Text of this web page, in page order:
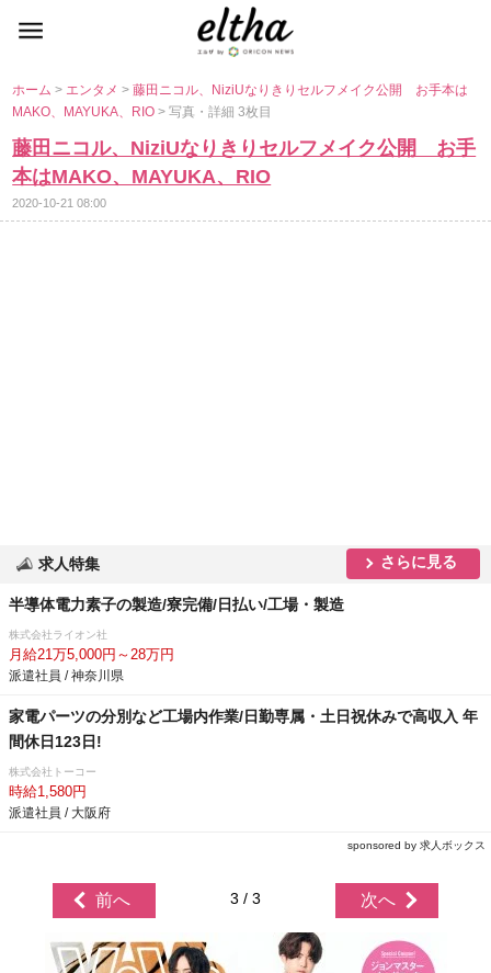
ホーム> エンタメ>藤田ニコル、NiziUなりきりセルフメイク公開 お手本は
MAKO、MAYUKA、RIO> 写真・詳細 3枚目
藤田ニコル、NiziUなりきりセルフメイク公開 お手
本はMAKO、MAYUKA、RIO
2020-10-21 08:00
求人特集 さらに見る
半導体電力素子の製造/寮完備/日払い/工場・製造
株式会社ライオン社
月給21万5,000円～28万円
派遣社員 / 神奈川県
家電パーツの分別など工場内作業/日勤専属・土日祝休みで高収入 年
間休日123日!
株式会社トーコー
時給1,580円
派遣社員 / 大阪府
sponsored by 求人ボックス
前へ 3 / 3 次へ